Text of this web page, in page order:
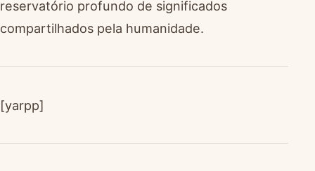
reservatório profundo de significados
compartilhados pela humanidade.
[yarpp]